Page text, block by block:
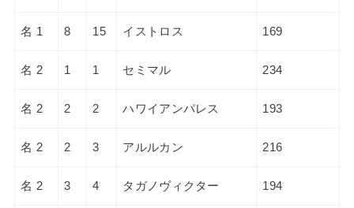
名 1 8 15 イストロス 169
名 2 1 1 セミマル 234
名 2 2 2 ハワイアンパレス 193
名 2 2 3 アルルカン 216
名 2 3 4 タガノヴィクター 194